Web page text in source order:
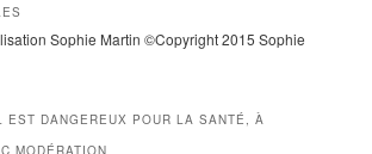
Sophie Martin ©Copyright 2015 Sophie
EST DANGEREUX POUR LA SANTÉ, À